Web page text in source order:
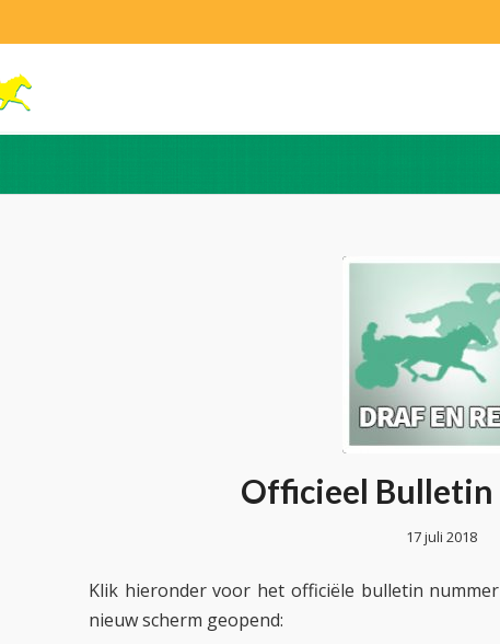
Officieel Bulletin
17 juli 2018
Klik hieronder voor het officiële bulletin
nieuw scherm geopend: